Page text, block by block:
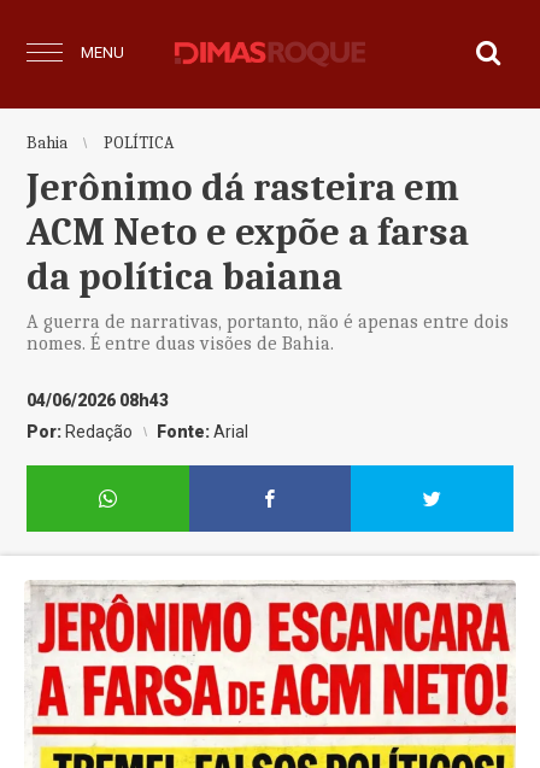
MENU
Bahia POLÍTICA
Jerônimo dá rasteira em
ACM Neto e expõe a farsa
da política baiana
A guerra de narrativas, portanto, não é apenas entre dois
nomes. É entre duas visões de Bahia.
04/06/2026 08h43
Por: Redação Fonte:Arial